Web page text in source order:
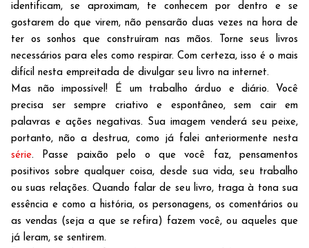
identificam, se aproximam, te conhecem por dentro e se
gostarem do que virem, não pensarão duas vezes na hora de
ter os sonhos que construíram nas mãos. Torne seus livros
necessários para eles como respirar. Com certeza, isso é o mais
difícil nesta empreitada de divulgar seu livro na internet.
Mas não impossível! É um trabalho árduo e diário. Você
precisa ser sempre criativo e espontâneo, sem cair em
palavras e ações negativas. Sua imagem venderá seu peixe,
portanto, não a destrua, como já falei anteriormente nesta
série. Passe paixão pelo o que você faz, pensamentos
positivos sobre qualquer coisa, desde sua vida, seu trabalho
ou suas relações. Quando falar de seu livro, traga à tona sua
essência e como a história, os personagens, os comentários ou
as vendas (seja a que se refira) fazem você, ou aqueles que
já leram, se sentirem.